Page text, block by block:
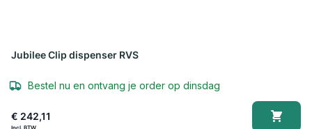
Jubilee Clip dispenser RVS
Bestel nu en ontvang je order op dinsdag
€ 242,11